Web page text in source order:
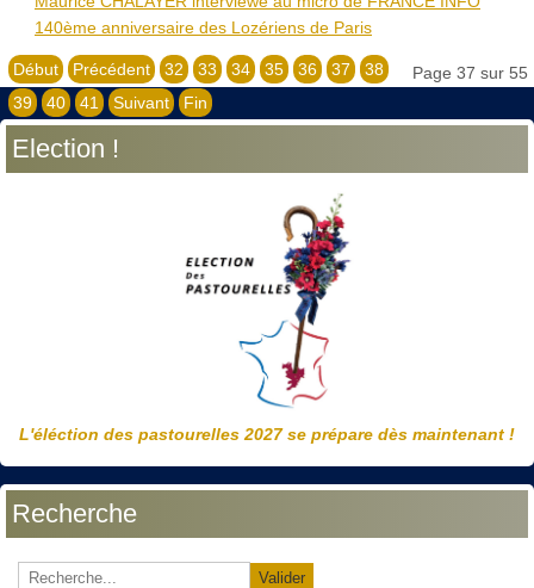
140ème anniversaire des Lozériens de Paris
Page 37 sur 55
Début Précédent 32 33 34 35 36 37
38
39
40 41 Suivant Fin
Election !
L'éléction des pastourelles 2027 se prépare dès maintenant !
Recherche
Valider